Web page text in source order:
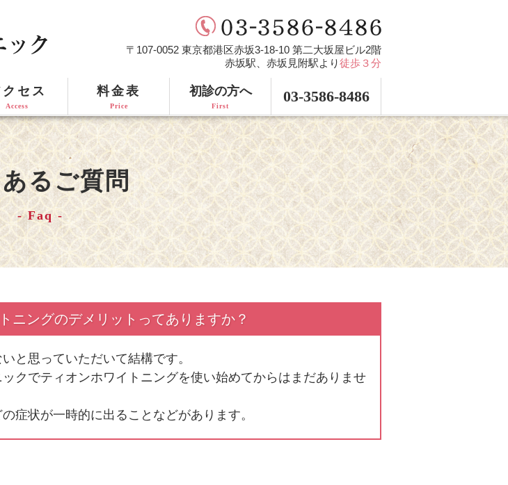
〒107-0052 東京都港区赤坂3-18-10 第二大坂屋ビル2階
赤坂駅、赤坂見附駅より徒歩３分
クセス
Access
料金表
Price
初診の方へ
First
03-3586-8486
るご質問
Faq
ニングのデメリットってありますか？
と思っていただいて結構です。
クでティオンホワイトニングを使い始めてからはまだありませ
症状が一時的に出ることなどがあります。